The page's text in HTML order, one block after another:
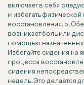
включает в себя
и избегать физической
восстановления. b.
возникает боль или
помощью
Избегайте сидения на
процесса
сидения
недель. Это делается